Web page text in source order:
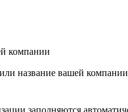
компании
название вашей компании
заполняются